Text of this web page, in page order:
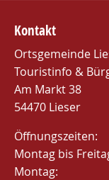
Kontakt
Ortsgemeinde
Touristinfo &
Am Markt 38
54470 Lieser
Öffnungszeiten:
Montag bis
Montag: